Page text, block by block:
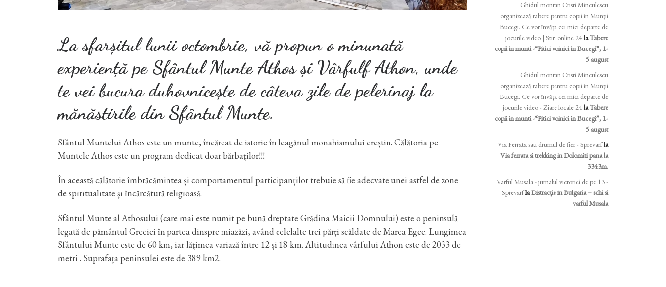
La sfarșitul lunii octombrie, vă propun o minunată
experiență pe Sfântul Munte Athos și Vârfulf Athon, unde
te vei bucura duhovnicește de câteva zile de pelerinaj la
mănăstirile din Sfântul Munte.
Sfântul Muntelui Athos este un munte, încărcat de istorie în leagănul monahismului creștin. Călătoria pe
Muntele Athos este un program dedicat doar bărbaților!!!
În această călătorie îmbrăcămintea și comportamentul participanților trebuie să fie adecvate unei astfel de zone
de spiritualitate și încărcătură religioasă.
Sfântul Munte al Athosului (care mai este numit pe bună dreptate Grădina Maicii Domnului) este o peninsulă
legată de pământul Greciei în partea dinspre miazăzi, având celelalte trei părți scăldate de Marea Egee. Lungimea
Sfântului Munte este de 60 km, iar lățimea variază între 12 și 18 km. Altitudinea vârfului Athon este de 2033 de
metri . Suprafața peninsulei este de 389 km2.
Ghidul montan Cristi Minculescu
organizează tabere pentru copii în Munţii
Bucegi. Ce vor învăța cei mici departe de
jocurile video | Stiri online 24laTabere
copii in munti -“Pitici voinici in Bucegi”, 1-
5 august
Ghidul montan Cristi Minculescu
organizează tabere pentru copii în Munţii
Bucegi. Ce vor învăța cei mici departe de
jocurile video - Ziare locale 24laTabere
copii in munti -“Pitici voinici in Bucegi”, 1-
5 august
Via Ferrata sau drumul de fier - Sprevarfla
Via ferrata si trekking in Dolomiti pana la
3343m.
Varful Musala - jurnalul victoriei de pe 13 -
SprevarflaDistracție în Bulgaria – schi si
varful Musala